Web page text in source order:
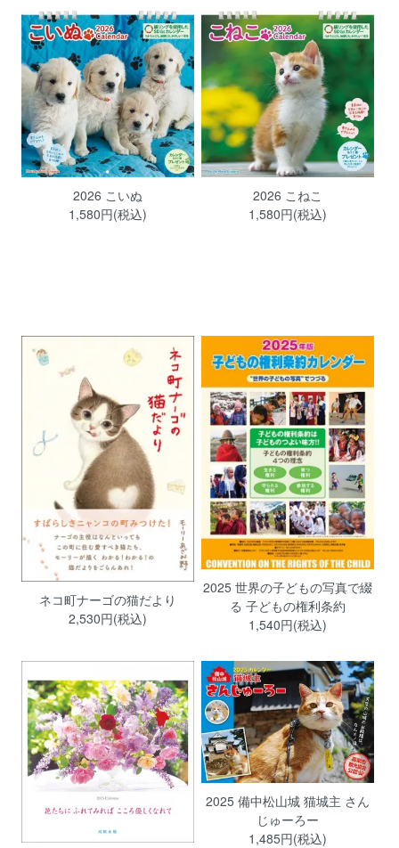
2026 こいぬ
1,580円(税込)
2026 こねこ
1,580円(税込)
ネコ町ナーゴの猫だより
2,530円(税込)
2025 世界の子どもの写真で綴
る 子どもの権利条約
1,540円(税込)
2025 備中松山城 猫城主 さん
じゅーろー
1,485円(税込)